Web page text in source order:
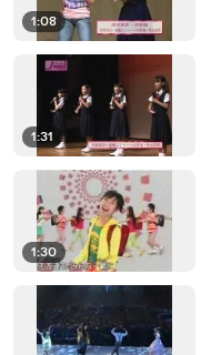
1:08
1:31
1:30